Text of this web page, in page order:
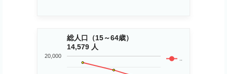
総人口（15～64歳）
14,579 人
..
20,000